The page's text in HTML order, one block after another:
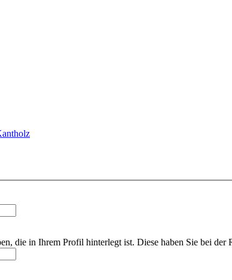
die in Ihrem Profil hinterlegt ist. Diese haben Sie bei